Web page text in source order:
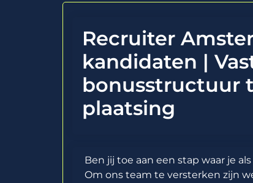
Recruiter
kandidaten |
bonusstructuur
plaatsing
Ben jij toe aan een stap waar je
Om ons team te versterken zijn